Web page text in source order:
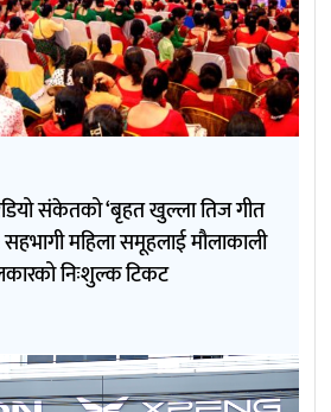
संकेतको ‘बृहत खुल्ला तिज गीत
: सहभागी महिला समूहलाई मौलाकाली
निःशुल्क टिकट